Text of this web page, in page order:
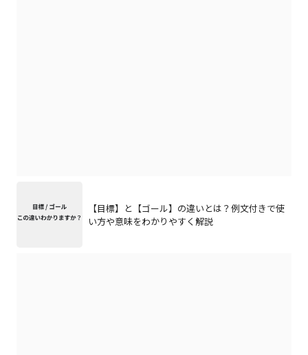
【目標】と【ゴール】の違いとは？例文付きで使
い方や意味をわかりやすく解説